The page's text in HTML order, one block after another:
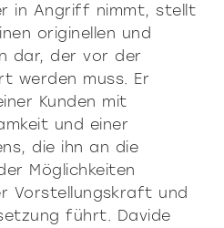
in Angriff nimmt, stellt
originellen und
dar, der vor der
werden muss. Er
Kunden mit
und einer
die ihn an die
Möglichkeiten
Vorstellungskraft und
führt. Davide